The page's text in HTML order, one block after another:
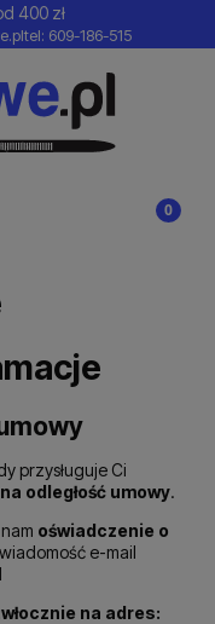
400 zł
tel: 609-186-515
przysługuje Ci
odległość umowy.
oświadczenie o
e-mail
na adres: